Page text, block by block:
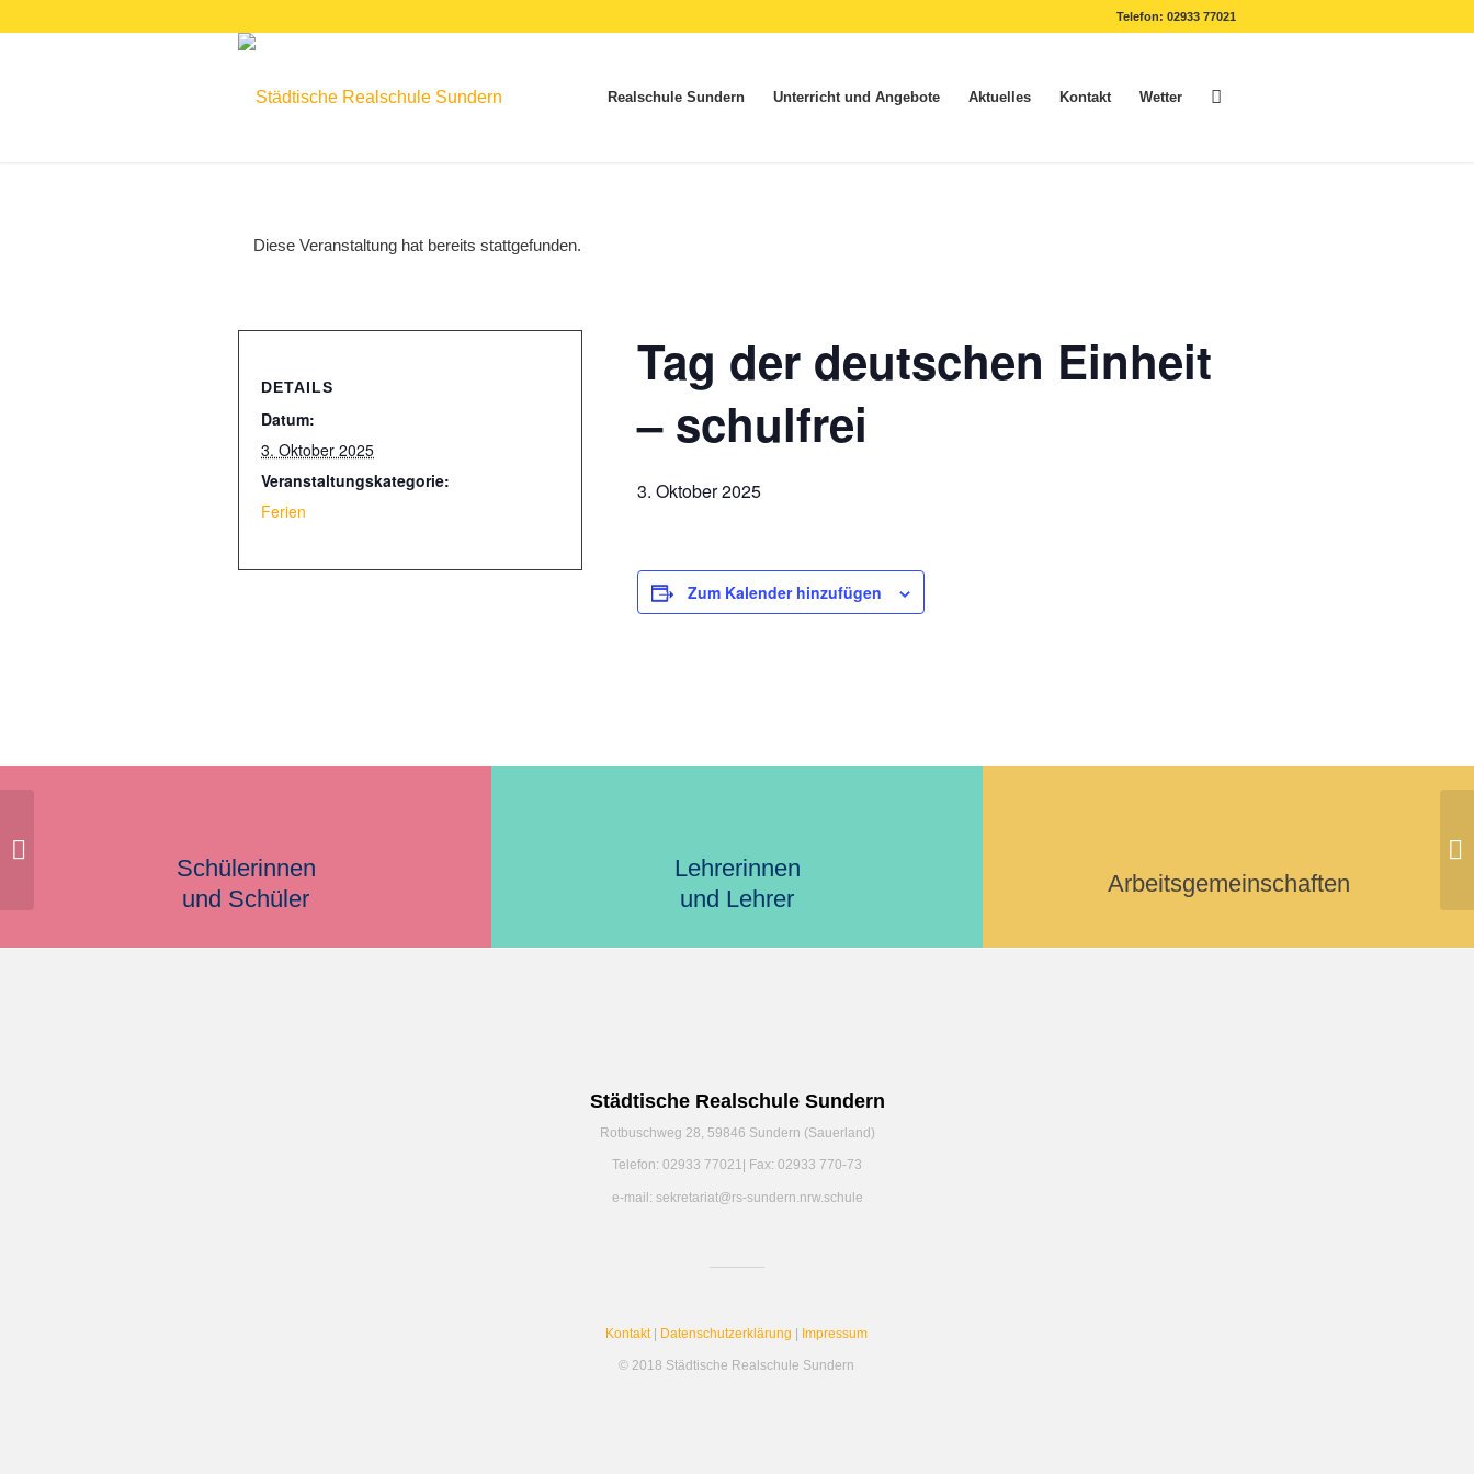
Telefon: 02933 77021
Realschule Sundern Unterricht und Angebote Aktuelles Kontakt Wetter
Diese Veranstaltung hat bereits stattgefunden.
Tag der deutschen Einheit
– schulfrei
3. Oktober 2025
Zum Kalender hinzufügen
DETAILS
Datum:
3. Oktober 2025
Veranstaltungskategorie:
Ferien
Schülerinnen
und Schüler
Lehrerinnen
und Lehrer
Arbeitsgemeinschaften
Städtische Realschule Sundern
Rotbuschweg 28, 59846 Sundern (Sauerland)
Telefon: 02933 77021| Fax: 02933 770-73
e-mail: sekretariat@rs-sundern.nrw.schule
Kontakt| Datenschutzerklärung Impressum
© 2018 Städtische Realschule Sundern